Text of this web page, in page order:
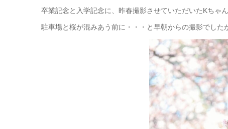
卒業記念と入学記念に、昨春撮影させていただいたKちゃ
駐車場と桜が混みあう前に・・・と早朝からの撮影でした